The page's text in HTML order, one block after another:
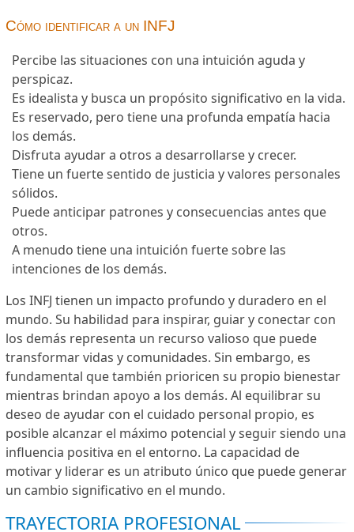
Cómo identificar a un INFJ
Percibe las situaciones con una intuición aguda y
perspicaz.
Es idealista y busca un propósito significativo en la vida.
Es reservado, pero tiene una profunda empatía hacia
los demás.
Disfruta ayudar a otros a desarrollarse y crecer.
Tiene un fuerte sentido de justicia y valores personales
sólidos.
Puede anticipar patrones y consecuencias antes que
otros.
A menudo tiene una intuición fuerte sobre las
intenciones de los demás.
Los INFJ tienen un impacto profundo y duradero en el
mundo. Su habilidad para inspirar, guiar y conectar con
los demás representa un recurso valioso que puede
transformar vidas y comunidades. Sin embargo, es
fundamental que también prioricen su propio bienestar
mientras brindan apoyo a los demás. Al equilibrar su
deseo de ayudar con el cuidado personal propio, es
posible alcanzar el máximo potencial y seguir siendo una
influencia positiva en el entorno. La capacidad de
motivar y liderar es un atributo único que puede generar
un cambio significativo en el mundo.
TRAYECTORIA PROFESIONAL